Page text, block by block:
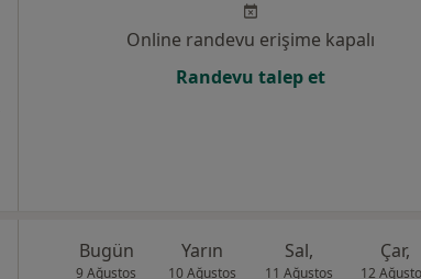
Online randevu erişime kapalı
Randevu talep et
Bugün
9 Ağustos
Yarın
10 Ağustos
Sal,
11 Ağustos
Çar,
12